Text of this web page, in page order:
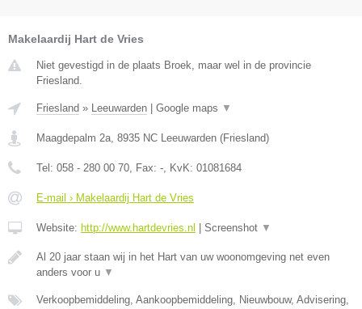
Makelaardij Hart de Vries
Niet gevestigd in de plaats Broek, maar wel in de provincie
Friesland.
Friesland » Leeuwarden Google maps ▼
Maagdepalm 2a, 8935 NC Leeuwarden (Friesland)
Tel: 058 - 280 00 70, Fax: -, KvK: 01081684
E-mail › Makelaardij Hart de Vries
Website: http://www.hartdevries.nl Screenshot ▼
Al 20 jaar staan wij in het Hart van uw woonomgeving net even
anders voor u ▼
Verkoopbemiddeling, Aankoopbemiddeling, Nieuwbouw, Advisering,